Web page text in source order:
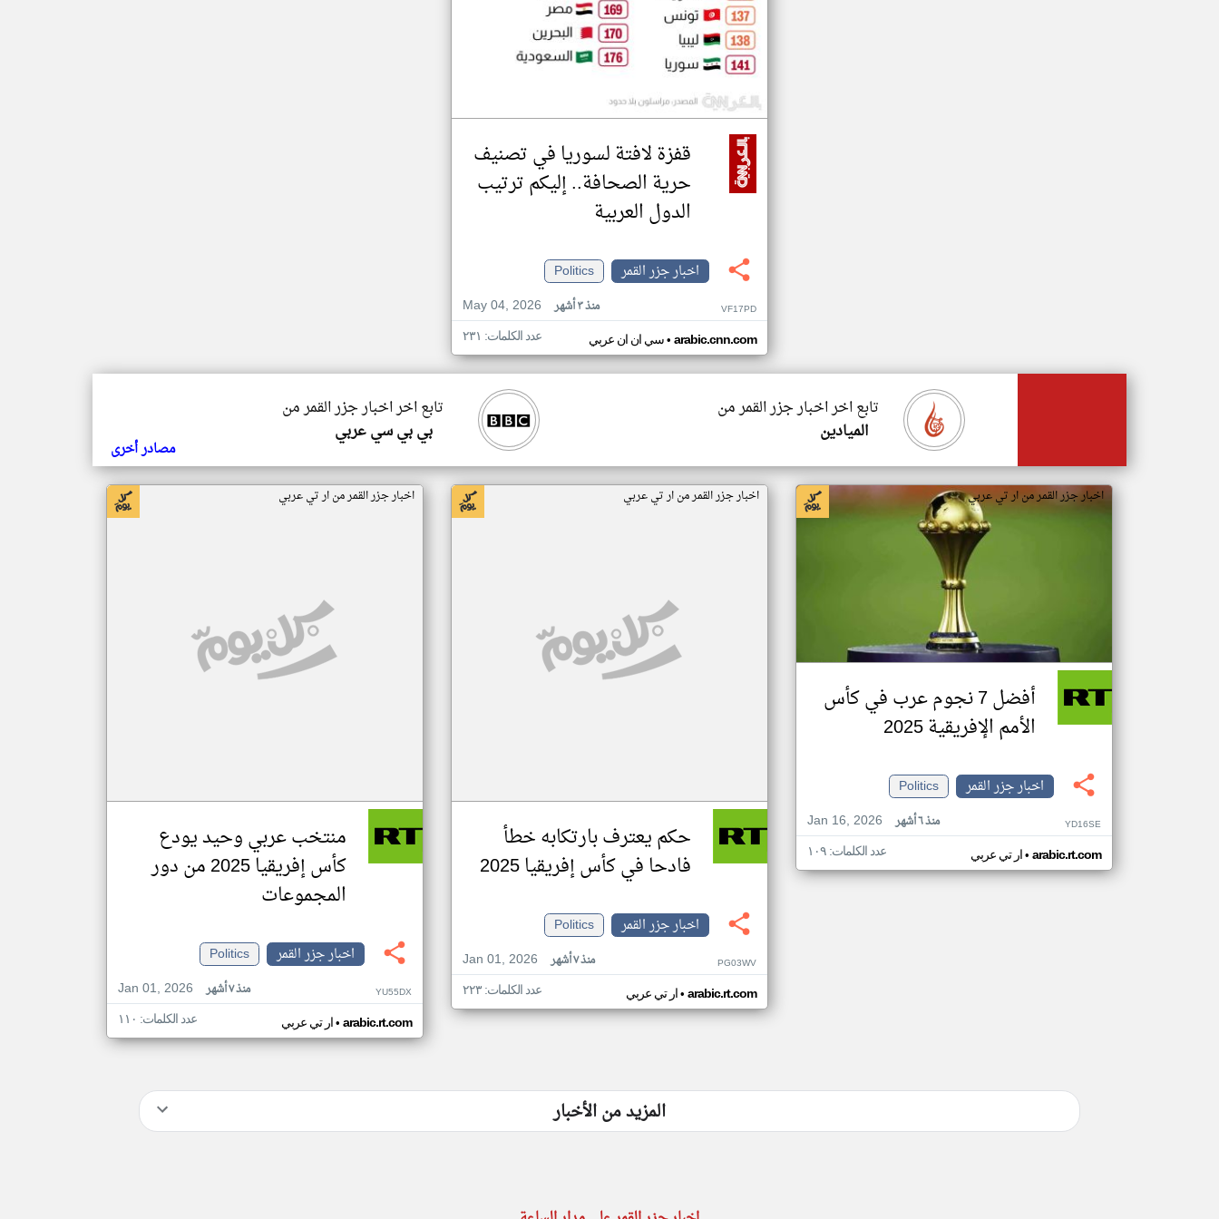
قفزة لافتة لسوريا في تصنيف
حرية الصحافة.. إليكم ترتيب
الدول العربية
اخبار جزر القمر
Politics
May 04, 2026
منذ ٣ أشهر VF17PD
سي ان ان عربي• arabic.cnn.com عدد الكلمات: ٢٣١
تابع اخر اخبار جزر القمر من
بي بي سي عربي
تابع اخر اخبار جزر القمر من
الميادين
مصادر أخرى
اخبار جزر القمر من ار تي عربي
أفضل 7 نجوم عرب في كأس
الأمم الإفريقية 2025
اخبار جزر القمر
Politics
Jan 16, 2026
منذ ٦ أشهر YD16SE
ار تي عربي• arabic.rt.com عدد الكلمات: ١٠٩
اخبار جزر القمر من ار تي عربي
حكم يعترف بارتكابه خطأ
فادحا في كأس إفريقيا 2025
اخبار جزر القمر
Politics
Jan 01, 2026
منذ ٧ أشهر PG03WV
ار تي عربي• arabic.rt.com عدد الكلمات: ٢٢٣
اخبار جزر القمر من ار تي عربي
منتخب عربي وحيد يودع
كأس إفريقيا 2025 من دور
المجموعات
اخبار جزر القمر
Politics
Jan 01, 2026
منذ ٧ أشهر YU55DX
ار تي عربي• arabic.rt.com عدد الكلمات: ١١٠
المزيد من الأخبار